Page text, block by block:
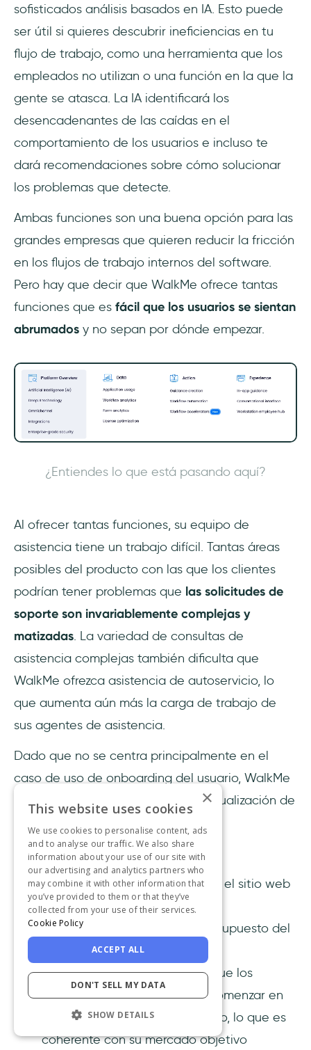
sofisticados análisis basados en IA. Esto puede
ser útil si quieres descubrir ineficiencias en tu
flujo de trabajo, como una herramienta que los
empleados no utilizan o una función en la que la
gente se atasca. La IA identificará los
desencadenantes de las caídas en el
comportamiento de los usuarios e incluso te
dará recomendaciones sobre cómo solucionar
los problemas que detecte.
Ambas funciones son una buena opción para las
grandes empresas que quieren reducir la fricción
en los flujos de trabajo internos del software.
Pero hay que decir que WalkMe ofrece tantas
funciones que es fácil que los usuarios se sientan
abrumados y no sepan por dónde empezar.
¿Entiendes lo que está pasando aquí?
Al ofrecer tantas funciones, su equipo de
asistencia tiene un trabajo difícil. Tantas áreas
posibles del producto con las que los clientes
podrían tener problemas que las solicitudes de
soporte son invariablemente complejas y
matizadas. La variedad de consultas de
asistencia complejas también dificulta que
WalkMe ofrezca asistencia de autoservicio, lo
que aumenta aún más la carga de trabajo de
sus agentes de asistencia.
Dado que no se centra principalmente en el
caso de uso de onboarding del usuario, WalkMe
tampoco ofrece una función de actualización de
Precios
No disponible públicamente en el sitio web
de WalkMe
Requiere que obtengas un presupuesto del
equipo de ventas de WalkMe
Los informes en línea indican que los
paquetes de WalkMe suelen comenzar en
torno a los 10.000 dólares al año, lo que es
coherente con su mercado objetivo
×
This website uses cookies
We use cookies to personalise content, ads
and to analyse our traffic. We also share
information about your use of our site with
our advertising and analytics partners who
may combine it with other information that
you’ve provided to them or that they’ve
collected from your use of their services.
Cookie Policy
ACCEPT ALL
DON'T SELL MY DATA
SHOW DETAILS